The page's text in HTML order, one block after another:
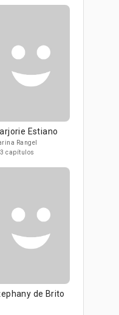
Estiano
Rangel
capítulos
de Brito